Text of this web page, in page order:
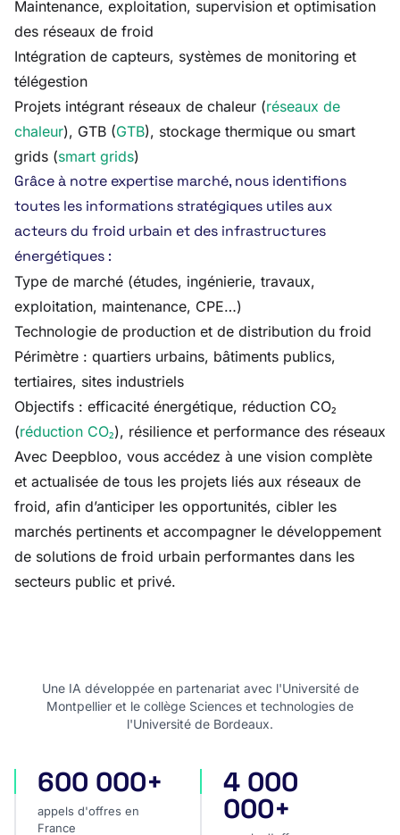
Maintenance, exploitation, supervision et optimisation
des réseaux de froid
Intégration de capteurs, systèmes de monitoring et
télégestion
Projets intégrant réseaux de chaleur (réseaux de
chaleur), GTB (GTB), stockage thermique ou smart
grids (smart grids)
Grâce à notre expertise marché, nous identifions
toutes les informations stratégiques utiles aux
acteurs du froid urbain et des infrastructures
énergétiques :
Type de marché (études, ingénierie, travaux,
exploitation, maintenance, CPE…)
Technologie de production et de distribution du froid
Périmètre : quartiers urbains, bâtiments publics,
tertiaires, sites industriels
Objectifs : efficacité énergétique, réduction CO₂
(réduction CO₂), résilience et performance des réseaux
Avec Deepbloo, vous accédez à une vision complète
et actualisée de tous les projets liés aux réseaux de
froid, afin d’anticiper les opportunités, cibler les
marchés pertinents et accompagner le développement
de solutions de froid urbain performantes dans les
secteurs public et privé.
Une IA développée en partenariat avec l'Université de
Montpellier et le collège Sciences et technologies de
l'Université de Bordeaux.
appels d'offres en France
600 000+
appels d'offres en
France
appels d'offres
4 000
000+